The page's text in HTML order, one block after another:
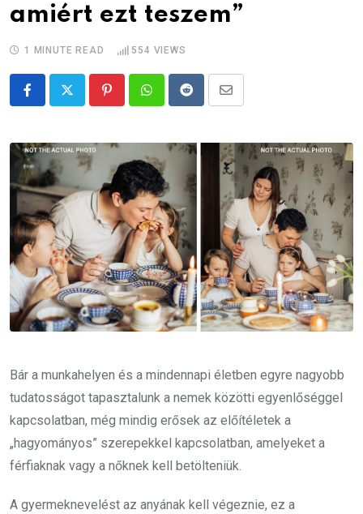
amiért ezt teszem”
1 MINUTE READ 554 VIEWS
PinterestWhatsappRedditShare
Email
Bár a munkahelyen és a mindennapi életben egyre nagyobb
tudatosságot tapasztalunk a nemek közötti egyenlőséggel
kapcsolatban, még mindig erősek az előítéletek a
„hagyományos” szerepekkel kapcsolatban, amelyeket a
férfiaknak vagy a nőknek kell betölteniük.
A gyermeknevelést az anyának kell végeznie, ez a